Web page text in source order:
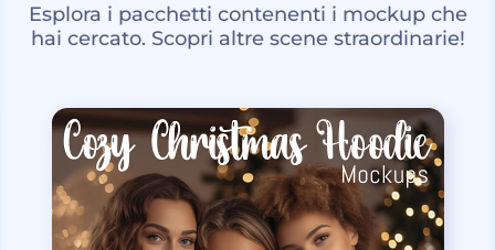
Esplora i pacchetti contenenti i mockup che
hai cercato. Scopri altre scene straordinarie!